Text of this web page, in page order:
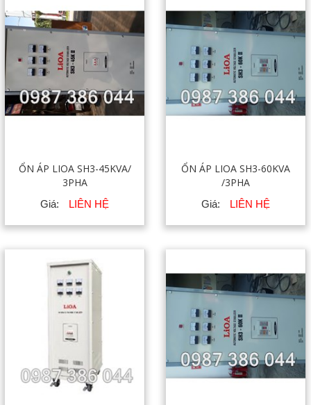
ỔN ÁP LIOA SH3-45KVA/
3PHA
Giá: LIÊN HỆ
ỔN ÁP LIOA SH3-60KVA
/3PHA
Giá: LIÊN HỆ